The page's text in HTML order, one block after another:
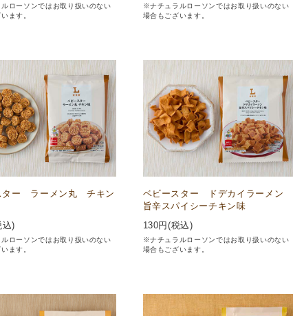
ローソンではお取り扱いのない
ます。
※ナチュラルローソンではお取り扱いのない
場合もございます。
ター ラーメン丸 チキン
込)
ローソンではお取り扱いのない
ます。
ベビースター ドデカイラーメン
旨辛スパイシーチキン味
130円(税込)
※ナチュラルローソンではお取り扱いのない
場合もございます。